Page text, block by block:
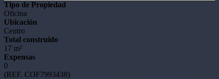
Tipo de Propiedad
Oficina
Ubicación
Centro
Total construido
17 m²
Expensas
0
(REF. COF7993438)